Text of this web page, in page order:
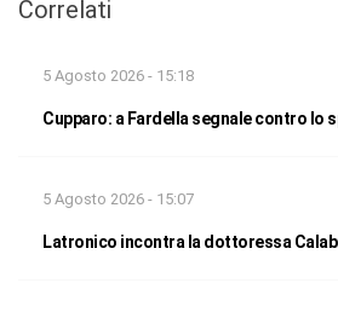
Correlati
5 Agosto 2026 - 15:18
Cupparo: a Fardella segnale contro lo
5 Agosto 2026 - 15:07
Latronico incontra la dottoressa